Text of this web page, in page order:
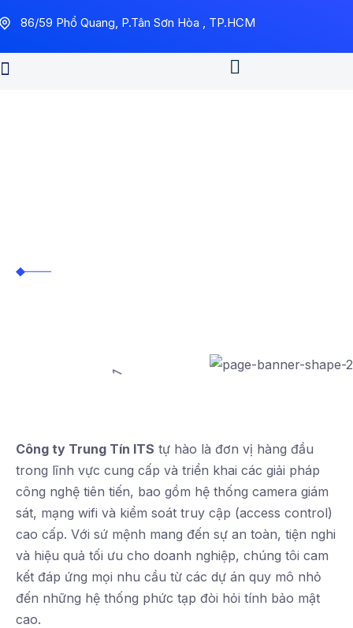
86/59 Phổ Quang, P.Tân Sơn Hòa , TP.HCM
Công ty Trung Tín ITS tự hào là đơn vị hàng đầu
trong lĩnh vực cung cấp và triển khai các giải pháp
công nghệ tiên tiến, bao gồm hệ thống camera giám
sát, mạng wifi và kiểm soát truy cập (access control)
cao cấp. Với sứ mệnh mang đến sự an toàn, tiện nghi
và hiệu quả tối ưu cho doanh nghiệp, chúng tôi cam
kết đáp ứng mọi nhu cầu từ các dự án quy mô nhỏ
đến những hệ thống phức tạp đòi hỏi tính bảo mật
cao.